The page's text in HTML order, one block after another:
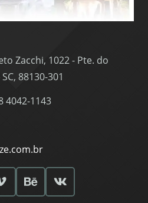
Zacchi, 1022 - Pte. do
88130-301
4042-1143